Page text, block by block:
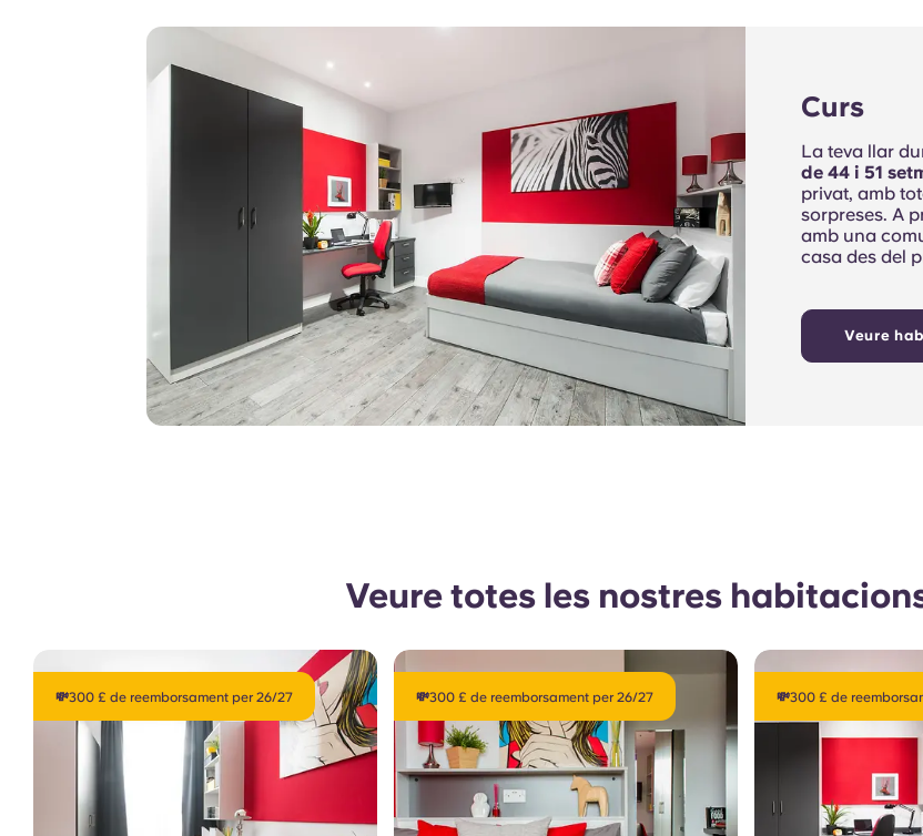
Curs
La teva llar
de 44 i 51
privat, amb
sorpreses. A
amb una
casa des del
Veure
Veure totes les nostres
💸300 £ de reemborsament per 26/27 💸300 £ de reemborsament per 26/27 💸300 £ de